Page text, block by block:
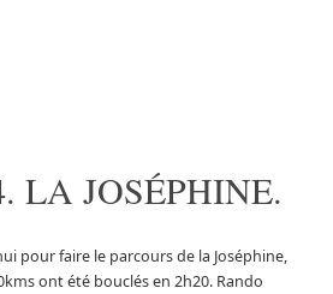
LA JOSÉPHINE.
pour faire le parcours de la Joséphine,
ont été bouclés en 2h20. Rando